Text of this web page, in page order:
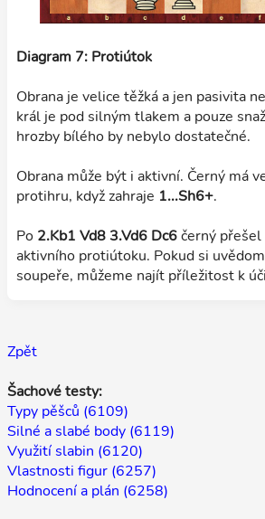
Diagram 7: Protiútok
Obrana je velice těžká a jen pasivita
král je pod silným tlakem a pouze
hrozby bílého by nebylo dostatečné.
Obrana může být i aktivní. Černý má
protihru, když zahraje 1...Sh6+.
Po 2.Kb1 Vd8 3.Vd6 Dc6černý přešel
aktivního protiútoku. Pokud si
soupeře, můžeme najít příležitost k
Zpět
Šachové testy:
Typy pěšců (6109)
Silné a slabé body (6119)
Využití slabin (6120)
Vlastnosti figur (6257)
Hodnocení a plán (6258)